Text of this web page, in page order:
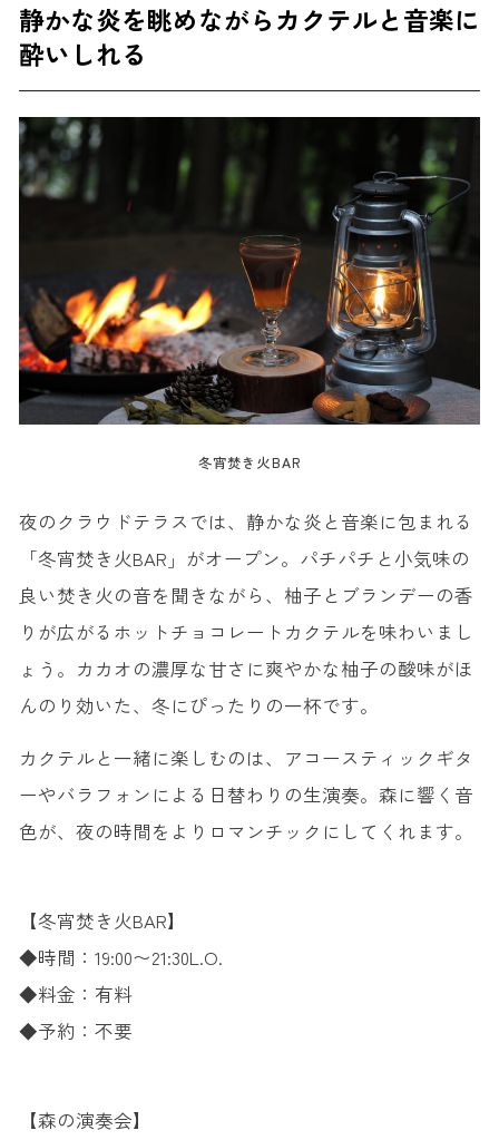
静かな炎を眺めながらカクテルと音楽に
酔いしれる
冬宵焚き火BAR
夜のクラウドテラスでは、静かな炎と音楽に包まれる
「冬宵焚き火BAR」がオープン。パチパチと小気味の
良い焚き火の音を聞きながら、柚子とブランデーの香
りが広がるホットチョコレートカクテルを味わいまし
ょう。カカオの濃厚な甘さに爽やかな柚子の酸味がほ
んのり効いた、冬にぴったりの一杯です。
カクテルと一緒に楽しむのは、アコースティックギタ
ーやバラフォンによる日替わりの生演奏。森に響く音
色が、夜の時間をよりロマンチックにしてくれます。
【冬宵焚き火BAR】
◆時間：19:00〜21:30L.O.
◆料金：有料
◆予約：不要
【森の演奏会】